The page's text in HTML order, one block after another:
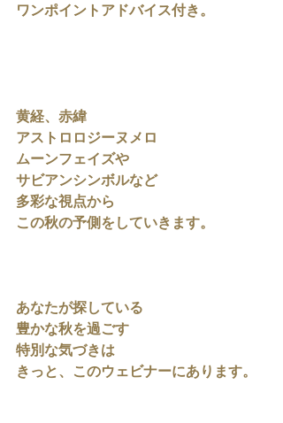
ワンポイントアドバイス付き。
黄経、赤緯
アストロロジーヌメロ
ムーンフェイズや
サビアンシンボルなど
多彩な視点から
この秋の予側をしていきます。
あなたが探している
豊かな秋を過ごす
特別な気づきは
きっと、このウェビナーにあります。